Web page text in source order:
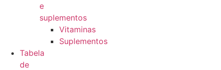
e
suplementos
Vitaminas
Suplementos
Tabela
de